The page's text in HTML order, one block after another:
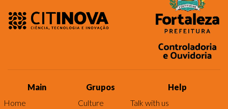
Main
Home
Grupos
Culture
Help
Talk with us